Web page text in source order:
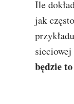
Ile
jak
sieciowej
będzie